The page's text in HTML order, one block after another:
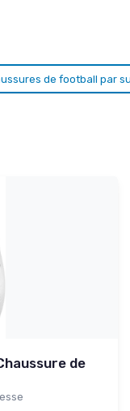
de football par
de